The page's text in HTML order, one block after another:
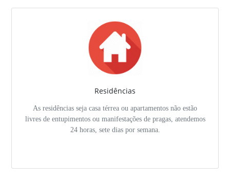
Residências
As residências seja casa térrea ou apartamentos não estão
livres de entupimentos ou manifestações de pragas, atendemos
24 horas, sete dias por semana.